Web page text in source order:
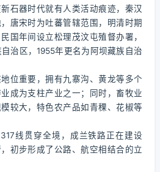
石器时代就有人类活动痕迹，秦汉
唐宋时为吐蕃管辖范围，明清时期
国年间设立松理茂汶屯殖督办署，
治区，1955年更名为阿坝藏族自治
位重要，拥有九寨沟、黄龙等多个
成为支柱产业之一；同时，畜牧业
较大，特色农产品如青稞、花椒等
线贯穿全境，成兰铁路正在建设
初步形成了公路、航空相结合的立